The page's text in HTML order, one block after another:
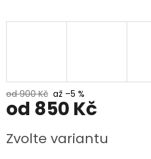
od 900 Kč až –5 %
od 850 Kč
cena:
Zvolte variantu